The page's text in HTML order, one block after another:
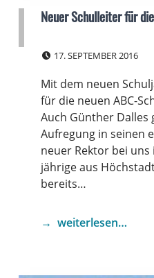
Neuer Schulleiter für
17. SEPTEMBER 2016
Mit dem neuen
für die neuen ABC-
Auch Günther Dalles
Aufregung in seinen
neuer Rektor bei
jährige aus
bereits…
weiterlesen…